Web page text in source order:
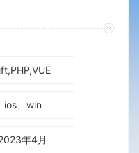
ios、win
年4月